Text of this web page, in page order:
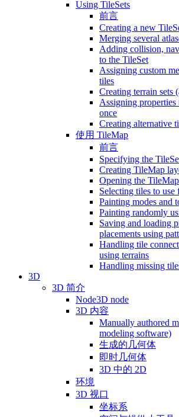
Using TileSets
前言
Creating a new
Merging several
Adding collision,
to the TileSet
Assigning custom
tiles
Creating terrain sets
Assigning
once
Creating alternative
使用 TileMap
前言
Specifying the
Creating TileMap
Opening the
Selecting tiles to
Painting modes and
Painting randomly
Saving and loading
placements using
Handling tile
using terrains
Handling missing
3D
3D 简介
Node3D node
3D 内容
Manually authored
modeling software)
生成的几何体
即时几何体
3D 中的 2D
环境
3D 视口
坐标系